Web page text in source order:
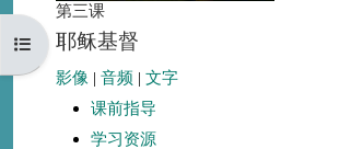
打开课程索引
第三课
耶稣基督
影像 | 音频 | 文字
课前指导
学习资源